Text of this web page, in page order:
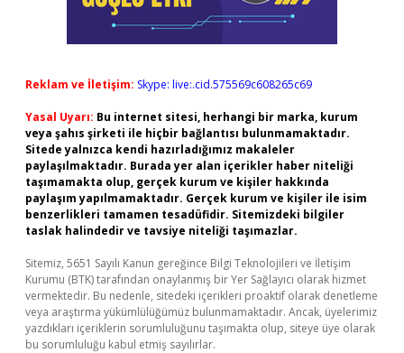
Reklam ve İletişim: Skype: live:.cid.575569c608265c69
Yasal Uyarı: Bu internet sitesi, herhangi bir marka, kurum
veya şahıs şirketi ile hiçbir bağlantısı bulunmamaktadır.
Sitede yalnızca kendi hazırladığımız makaleler
paylaşılmaktadır. Burada yer alan içerikler haber niteliği
taşımamakta olup, gerçek kurum ve kişiler hakkında
paylaşım yapılmamaktadır. Gerçek kurum ve kişiler ile isim
benzerlikleri tamamen tesadüfidir. Sitemizdeki bilgiler
taslak halindedir ve tavsiye niteliği taşımazlar.
Sitemiz, 5651 Sayılı Kanun gereğince Bilgi Teknolojileri ve İletişim
Kurumu (BTK) tarafından onaylanmış bir Yer Sağlayıcı olarak hizmet
vermektedir. Bu nedenle, sitedeki içerikleri proaktif olarak denetleme
veya araştırma yükümlülüğümüz bulunmamaktadır. Ancak, üyelerimiz
yazdıkları içeriklerin sorumluluğunu taşımakta olup, siteye üye olarak
bu sorumluluğu kabul etmiş sayılırlar.